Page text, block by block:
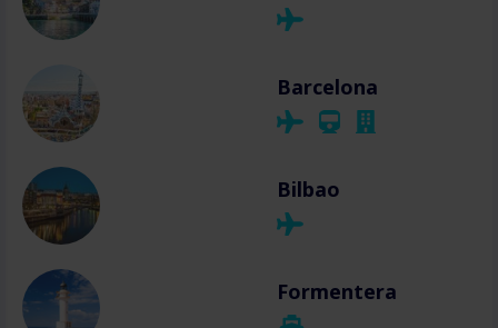
Barcelona
Bilbao
Formentera